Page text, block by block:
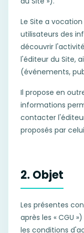
Le Site a
utilisateurs des
découvrir
l'éditeur du Site,
(événements,
Il propose en
informations
contacter
proposés par
2. Objet
Les présentes
après les « CGU
les conditions